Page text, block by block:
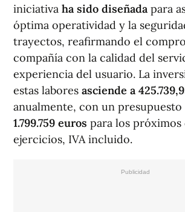
iniciativa ha sido diseñada para
óptima operatividad y la
trayectos, reafirmando el
compañía con la calidad del
experiencia del usuario. La
estas labores asciende a
anualmente, con un presupuesto
1.799.759 euros para los
ejercicios, IVA incluido.